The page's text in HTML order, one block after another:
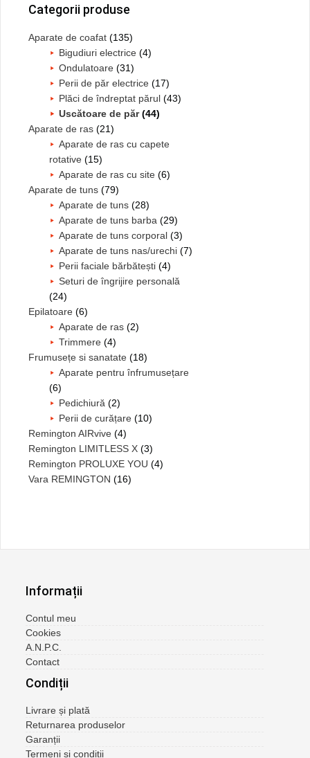
Categorii produse
Aparate de coafat (135)
Bigudiuri electrice (4)
Ondulatoare (31)
Perii de păr electrice (17)
Plăci de îndreptat părul (43)
Uscătoare de păr (44)
Aparate de ras (21)
Aparate de ras cu capete
rotative (15)
Aparate de ras cu site (6)
Aparate de tuns (79)
Aparate de tuns (28)
Aparate de tuns barba (29)
Aparate de tuns corporal (3)
Aparate de tuns nas/urechi (7)
Perii faciale bărbătești (4)
Seturi de îngrijire personală
(24)
Epilatoare (6)
Aparate de ras (2)
Trimmere (4)
Frumusețe si sanatate (18)
Aparate pentru înfrumusețare
(6)
Pedichiură (2)
Perii de curățare (10)
Remington AIRvive (4)
Remington LIMITLESS X (3)
Remington PROLUXE YOU (4)
Vara REMINGTON (16)
Informații
Contul meu
Cookies
A.N.P.C.
Contact
Condiții
Livrare și plată
Returnarea produselor
Garanții
Termeni și condiții